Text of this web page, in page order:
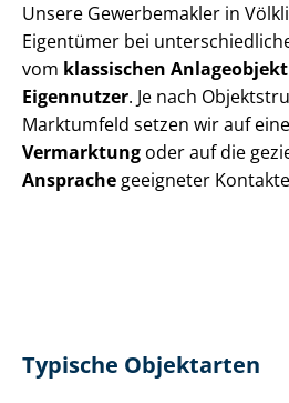
Unsere Gewerbemakler in
Eigentümer bei
vom klassischen Anlageobjekt
Eigennutzer. Je nach
Marktumfeld setzen wir auf eine
Vermarktung oder auf die
Ansprachegeeigneter
Typische Objektarten